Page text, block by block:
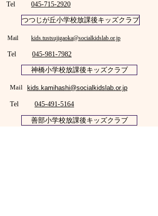
Tel 045-715-2920
つつじが丘小学校放課後キッズクラブ
kids.tustsujigaoka@socialkidslab.or.jp
Mail
Tel 045-981-7982
​神橋小学校​放課後キッズクラブ
Mail kids.kamihashi@socialkidslab.or.jp
Tel 045-491-5164
​善部小学校​放課後キッズクラブ